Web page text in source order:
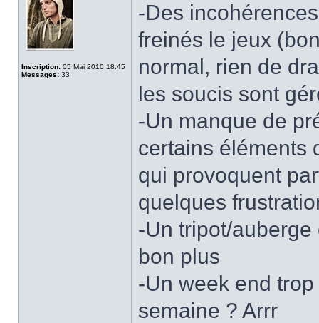
Inscription: 05 Mai 2010 18:45
Messages: 33
-Des
freinés le jeux
normal, rien de
les soucis sont
-Un manque de
certains éléments
qui provoquent
quelques
-Un tripot/
bon plus
-Un week end
semaine ? Arrr